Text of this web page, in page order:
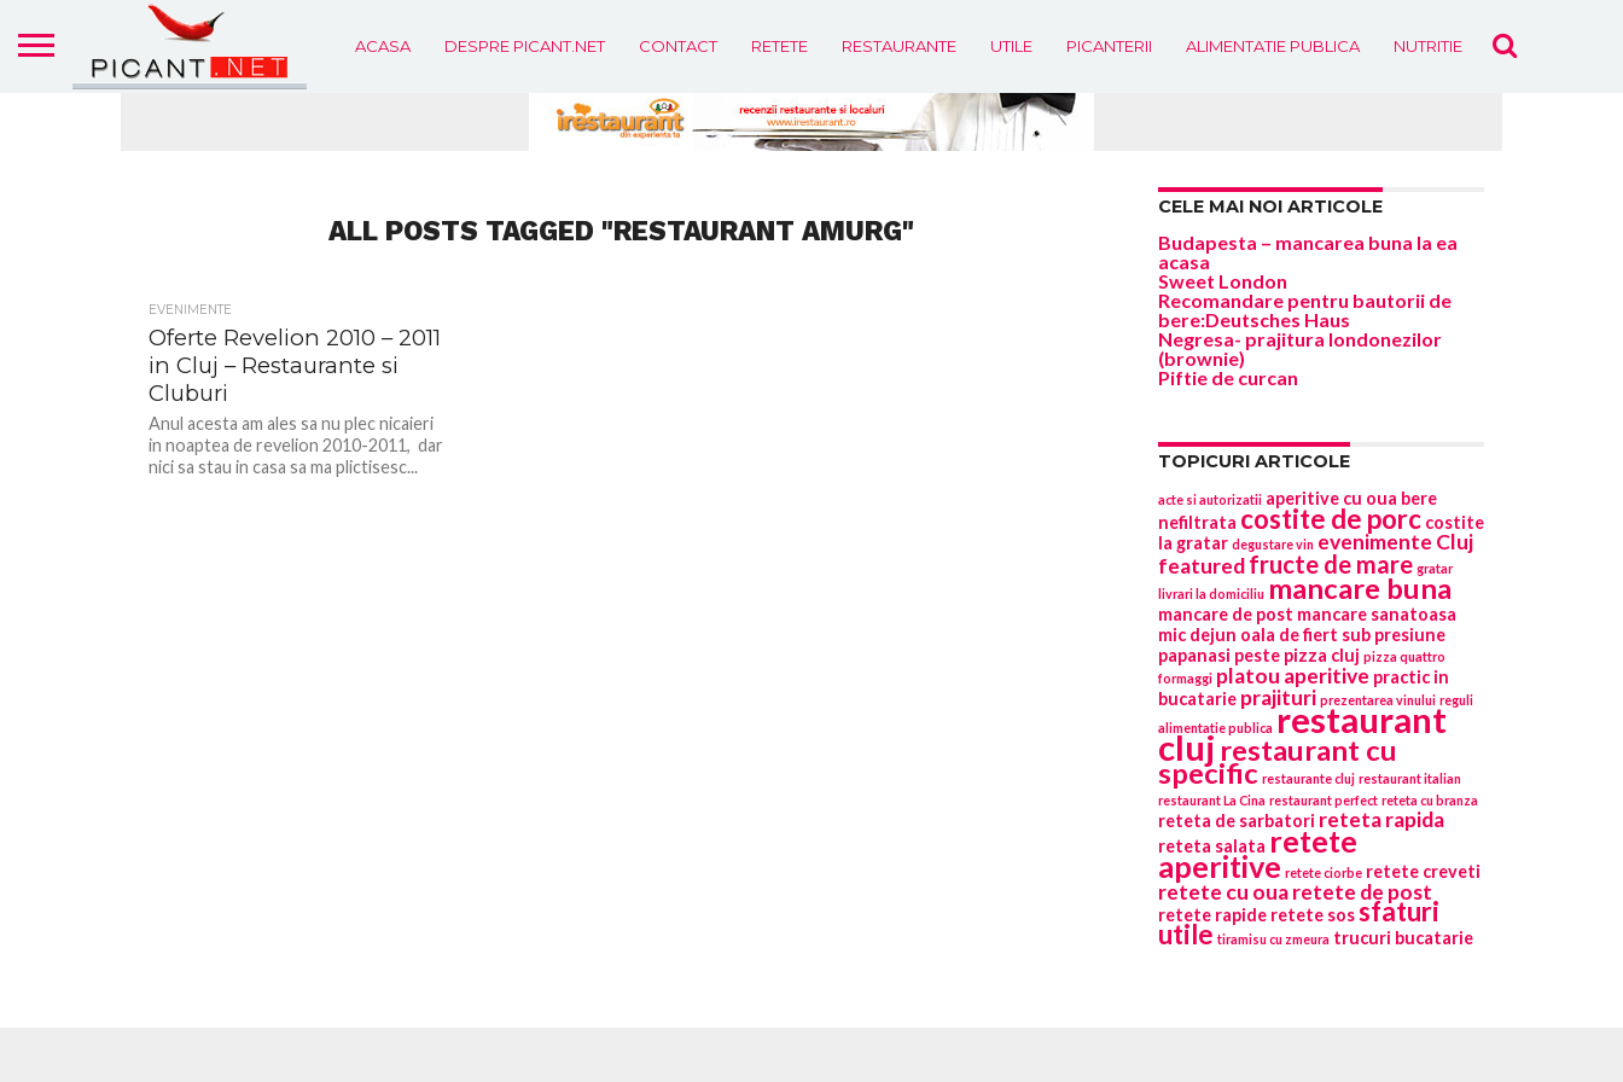
ACASA DESPRE PICANT.NET CONTACT RETETE RESTAURANTE UTILE PICANTERII ALIMENTATIE PUBLICA NUTRITIE EVENIMENTE
ALL POSTS TAGGED "RESTAURANT AMURG"
EVENIMENTE
Oferte Revelion 2010 – 2011
in Cluj – Restaurante si
Cluburi
Anul acesta am ales sa nu plec nicaieri
in noaptea de revelion 2010-2011, dar
nici sa stau in casa sa ma plictisesc...
CELE MAI NOI ARTICOLE
Budapesta – mancarea buna la ea
acasa
Sweet London
Recomandare pentru bautorii de
bere:Deutsches Haus
Negresa- prajitura londonezilor
(brownie)
Piftie de curcan
TOPICURI ARTICOLE
acte si autorizatii aperitive cu oua bere
nefiltrata costite de porc costite
la gratar degustare vin evenimente Cluj
featuredfructe de mare gratar
livrari la domiciliu mancare buna
mancare de post mancare sanatoasa
mic dejun oala de fiert sub presiune
papanasi peste pizza cluj pizza quattro
formaggi platou aperitive practic in
bucatarie prajituri prezentarea vinului reguli
alimentatie publica restaurant
clujrestaurant cu
specific restaurante cluj restaurant italian
restaurant La Cina restaurant perfect reteta cu branza
reteta de sarbatori reteta rapida
reteta salata retete
aperitive retete ciorbe retete creveti
retete cu ouaretete de post
retete rapide retete sossfaturi
utile tiramisu cu zmeura trucuri bucatarie